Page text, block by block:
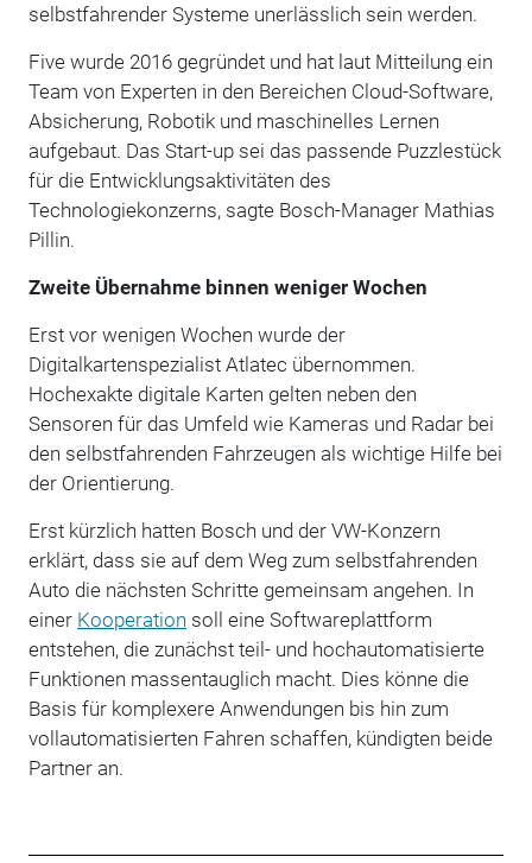
selbstfahrender Systeme unerlässlich sein werden.
Five wurde 2016 gegründet und hat laut Mitteilung ein
Team von Experten in den Bereichen Cloud-Software,
Absicherung, Robotik und maschinelles Lernen
aufgebaut. Das Start-up sei das passende Puzzlestück
für die Entwicklungsaktivitäten des
Technologiekonzerns, sagte Bosch-Manager Mathias
Pillin.
Zweite Übernahme binnen weniger Wochen
Erst vor wenigen Wochen wurde der
Digitalkartenspezialist Atlatec übernommen.
Hochexakte digitale Karten gelten neben den
Sensoren für das Umfeld wie Kameras und Radar bei
den selbstfahrenden Fahrzeugen als wichtige Hilfe bei
der Orientierung.
Erst kürzlich hatten Bosch und der VW-Konzern
erklärt, dass sie auf dem Weg zum selbstfahrenden
Auto die nächsten Schritte gemeinsam angehen. In
einer Kooperation soll eine Softwareplattform
entstehen, die zunächst teil- und hochautomatisierte
Funktionen massentauglich macht. Dies könne die
Basis für komplexere Anwendungen bis hin zum
vollautomatisierten Fahren schaffen, kündigten beide
Partner an.